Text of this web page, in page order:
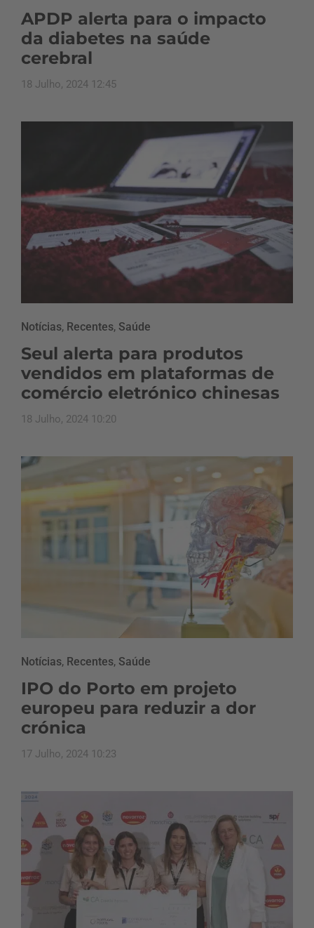
APDP alerta para o impacto
da diabetes na saúde
cerebral
18 Julho, 2024 12:45
Notícias, Recentes, Saúde
Seul alerta para produtos
vendidos em plataformas de
comércio eletrónico chinesas
18 Julho, 2024 10:20
Notícias, Recentes, Saúde
IPO do Porto em projeto
europeu para reduzir a dor
crónica
17 Julho, 2024 10:23